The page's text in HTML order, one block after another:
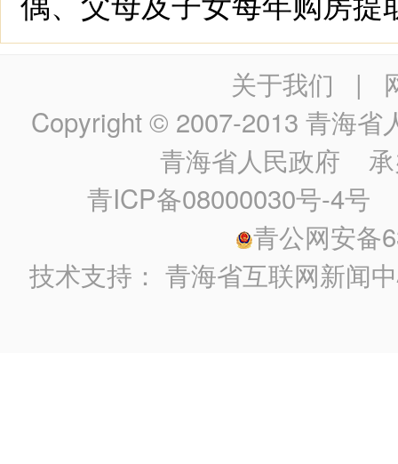
关于我们 |
Copyright © 2007-2013 青海省
青海省人民政府 承
青ICP备08000030号-4号
青公网安备
技术支持：青海省互联网新闻